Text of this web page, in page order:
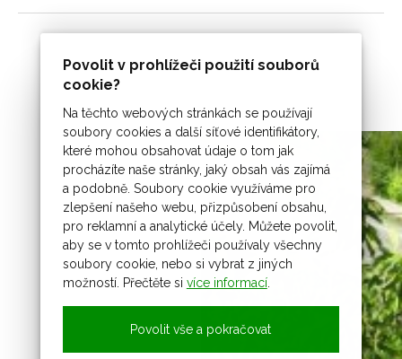
Povolit v prohlížeči použití souborů
cookie?
Na těchto webových stránkách se používají
soubory cookies a další síťové identifikátory,
které mohou obsahovat údaje o tom jak
procházíte naše stránky, jaký obsah vás zajímá
a podobně. Soubory cookie využíváme pro
zlepšení našeho webu, přizpůsobení obsahu,
pro reklamní a analytické účely. Můžete povolit,
aby se v tomto prohlížeči používaly všechny
soubory cookie, nebo si vybrat z jiných
možností. Přečtěte si více informací.
Povolit vše a pokračovat